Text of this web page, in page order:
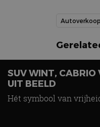
Autoverkoop
SUV WINT,
UIT BEELD
Hét symbool van